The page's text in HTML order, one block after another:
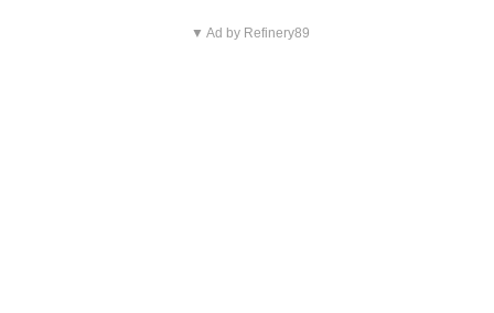
▼ Ad by Refinery89